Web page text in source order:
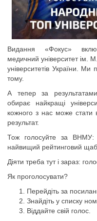
Видання «Фокус»
медичний університет ім.
університетів України. Ми
тому.
А тепер за
обирає найкращі
кожного з нас може стати
результат.
Тож голосуйте за
найвищий рейтинговий
Діяти треба тут і зараз:
Як проголосувати?
Перейдіть за
Знайдіть у списку
Віддайте свій голос.